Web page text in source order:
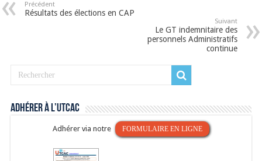
Précédent
Résultats des élections en CAP
Suivant
Le GT indemnitaire des
personnels Administratifs
continue
Adhérer à l’UTCAC
Adhérer via notre FORMULAIRE EN LIGNE